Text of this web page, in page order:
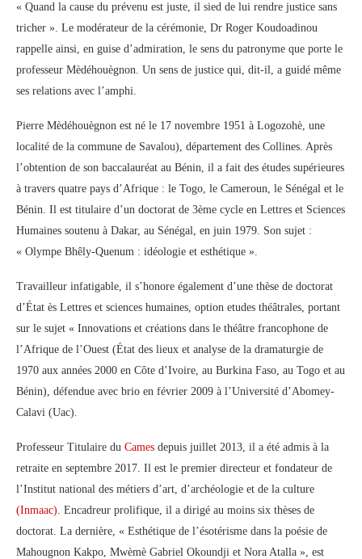
« Quand la cause du prévenu est juste, il sied de lui rendre justice sans
tricher ». Le modérateur de la cérémonie, Dr Roger Koudoadinou
rappelle ainsi, en guise d’admiration, le sens du patronyme que porte le
professeur Mèdéhouègnon. Un sens de justice qui, dit-il, a guidé même
ses relations avec l’amphi.
Pierre Mèdéhouègnon est né le 17 novembre 1951 à Logozohè, une
localité de la commune de Savalou), département des Collines. Après
l’obtention de son baccalauréat au Bénin, il a fait des études supérieures
à travers quatre pays d’Afrique : le Togo, le Cameroun, le Sénégal et le
Bénin. Il est titulaire d’un doctorat de 3ème cycle en Lettres et Sciences
Humaines soutenu à Dakar, au Sénégal, en juin 1979. Son sujet :
« Olympe Bhêly-Quenum : idéologie et esthétique ».
Travailleur infatigable, il s’honore également d’une thèse de doctorat
d’État ès Lettres et sciences humaines, option etudes théâtrales, portant
sur le sujet « Innovations et créations dans le théâtre francophone de
l’Afrique de l’Ouest (État des lieux et analyse de la dramaturgie de
1970 aux années 2000 en Côte d’Ivoire, au Burkina Faso, au Togo et au
Bénin), défendue avec brio en février 2009 à l’Université d’Abomey-
Calavi (Uac).
Professeur Titulaire du Cames depuis juillet 2013, il a été admis à la
retraite en septembre 2017. Il est le premier directeur et fondateur de
l’Institut national des métiers d’art, d’archéologie et de la culture
(Inmaac). Encadreur prolifique, il a dirigé au moins six thèses de
doctorat. La dernière, « Esthétique de l’ésotérisme dans la poésie de
Mahougnon Kakpo, Mwèmè Gabriel Okoundji et Nora Atalla », est